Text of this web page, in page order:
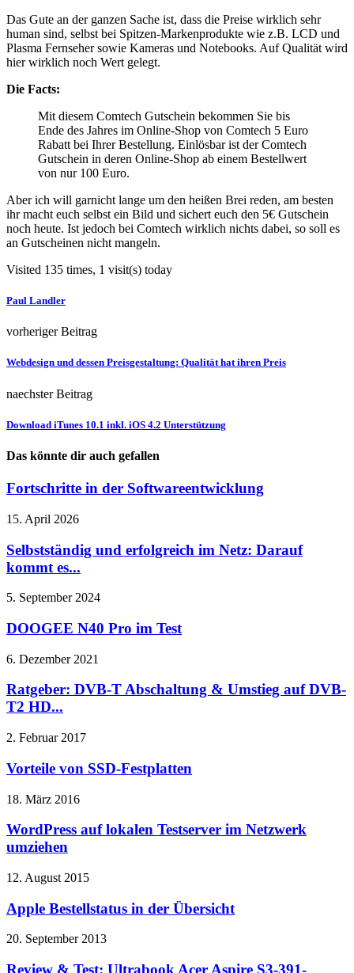
Das Gute an der ganzen Sache ist, dass die Preise wirklich sehr
human sind, selbst bei Spitzen-Markenprodukte wie z.B. LCD und
Plasma Fernseher sowie Kameras und Notebooks. Auf Qualität wird
hier wirklich noch Wert gelegt.
Die Facts:
Mit diesem Comtech Gutschein bekommen Sie bis
Ende des Jahres im Online-Shop von Comtech 5 Euro
Rabatt bei Ihrer Bestellung. Einlösbar ist der Comtech
Gutschein in deren Online-Shop ab einem Bestellwert
von nur 100 Euro.
Aber ich will garnicht lange um den heißen Brei reden, am besten
ihr macht euch selbst ein Bild und sichert euch den 5€ Gutschein
noch heute. Ist jedoch bei Comtech wirklich nichts dabei, so soll es
an Gutscheinen nicht mangeln.
Visited 135 times, 1 visit(s) today
Paul Landler
vorheriger Beitrag
Webdesign und dessen Preisgestaltung: Qualität hat ihren Preis
naechster Beitrag
Download iTunes 10.1 inkl. iOS 4.2 Unterstützung
Das könnte dir auch gefallen
Fortschritte in der Softwareentwicklung
15. April 2026
Selbstständig und erfolgreich im Netz: Darauf
kommt es...
5. September 2024
DOOGEE N40 Pro im Test
6. Dezember 2021
Ratgeber: DVB-T Abschaltung & Umstieg auf DVB-
T2 HD...
2. Februar 2017
Vorteile von SSD-Festplatten
18. März 2016
WordPress auf lokalen Testserver im Netzwerk
umziehen
12. August 2015
Apple Bestellstatus in der Übersicht
20. September 2013
Review & Test: Ultrabook Acer Aspire S3-391-